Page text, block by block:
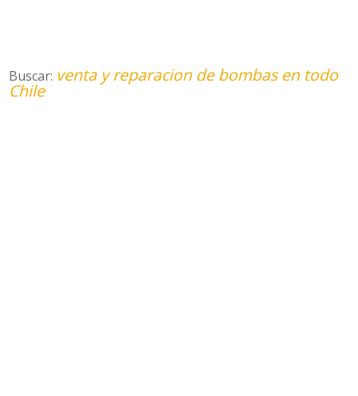
Buscar: venta y reparacion de bombas en todo
Chile